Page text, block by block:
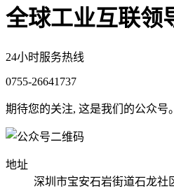
全球工业互联领
24小时服务热线
0755-26641737
期待您的关注, 这是我们的公众号。
地址
深圳市宝安石岩街道石龙社